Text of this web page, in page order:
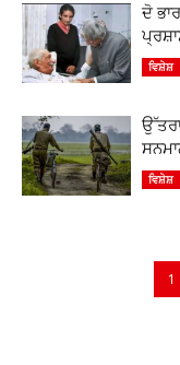
ਦੋ
ਵਿਸ਼ੇਸ਼
ਵਿਸ਼ੇਸ਼
1